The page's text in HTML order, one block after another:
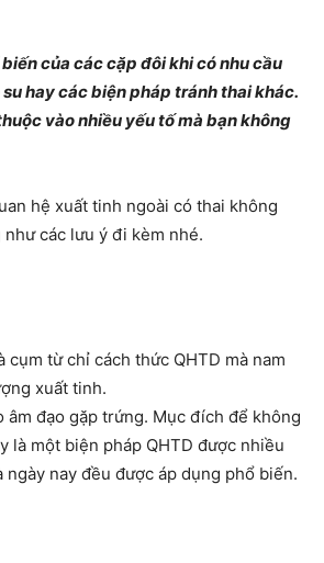
Chia
sẻ
bí
của các cặp đôi khi có nhu cầu
hay các biện pháp tránh thai khác.
vào nhiều yếu tố mà bạn không
hệ xuất tinh ngoài có thai không
các lưu ý đi kèm nhé.
từ chỉ cách thức QHTD mà nam
xuất tinh.
đạo gặp trứng. Mục đích để không
là một biện pháp QHTD được nhiều
nay đều được áp dụng phổ biến.